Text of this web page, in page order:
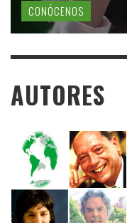
CONÓCENOS
AUTORES